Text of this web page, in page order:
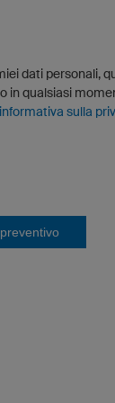
dati personali,
in qualsiasi
sulla